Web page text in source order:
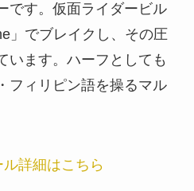
です。仮面ライダービル
」でブレイクし、その圧
います。ハーフとしても
フィリピン語を操るマル
詳細はこちら